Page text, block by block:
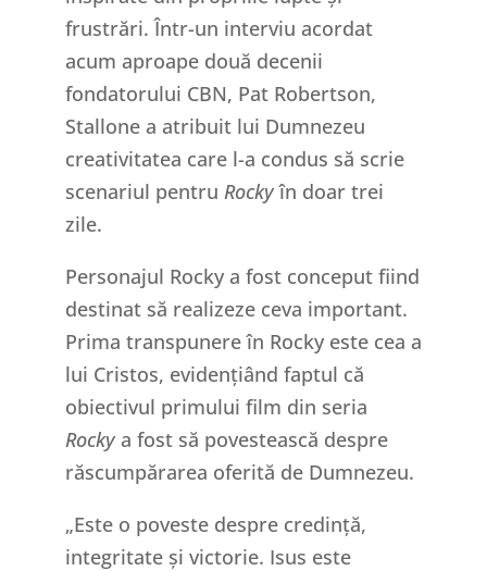
frustrări. Într-un interviu acordat
acum aproape două decenii
fondatorului CBN, Pat Robertson,
Stallone a atribuit lui Dumnezeu
creativitatea care l-a condus să scrie
scenariul pentru Rockyîn doar trei
zile.
Personajul Rocky a fost conceput fiind
destinat să realizeze ceva important.
Prima transpunere în Rocky este cea a
lui Cristos, evidențiând faptul că
obiectivul primului film din seria
Rockya fost să povestească despre
răscumpărarea oferită de Dumnezeu.
„Este o poveste despre credință,
integritate și victorie. Isus este